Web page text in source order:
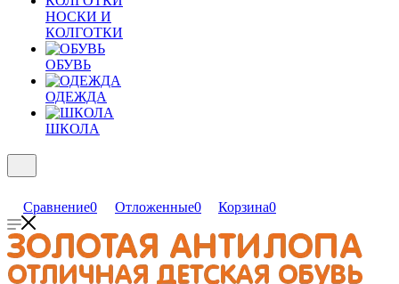
НОСКИ И
КОЛГОТКИ
ОБУВЬ
ОДЕЖДА
ШКОЛА
Сравнение0 Отложенные0 Корзина0